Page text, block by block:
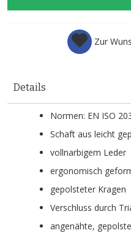
Zur
Details
Normen: EN ISO
Schaft aus leicht
vollnarbigem Leder
ergonomisch
gepolsteter Kragen
Verschluss durch
angenähte,